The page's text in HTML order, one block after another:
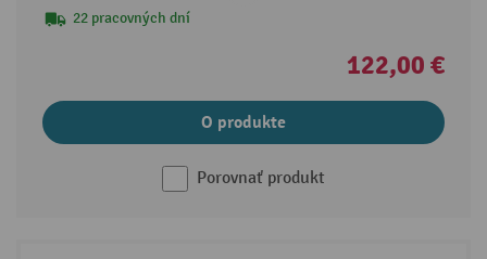
22 pracovných dní
122,00 €
O produkte
Porovnať produkt